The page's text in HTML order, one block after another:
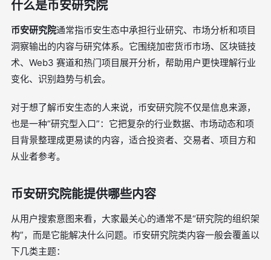
什么是币安研究院
币安研究院通常指币安生态中承担行业研究、市场分析和项目
洞察输出的内容与研究体系。它围绕加密货币市场、区块链技
术、Web3 赛道和热门项目展开分析，帮助用户更快理解行业
变化、识别趋势与机会。
对于想了解币安生态的人来说，币安研究院不仅是信息来源，
也是一种“研究型入口”：它把复杂的行业数据、市场动态和项
目背景整理成更易读的内容，适合投资者、交易者、项目方和
从业者参考。
币安研究院能提供哪些内容
从用户搜索意图来看，大家最关心的通常不是“研究院的组织架
构”，而是它能解决什么问题。币安研究院类内容一般会覆盖以
下几类主题：